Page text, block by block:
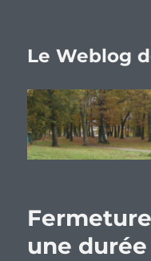
Le Weblog
une